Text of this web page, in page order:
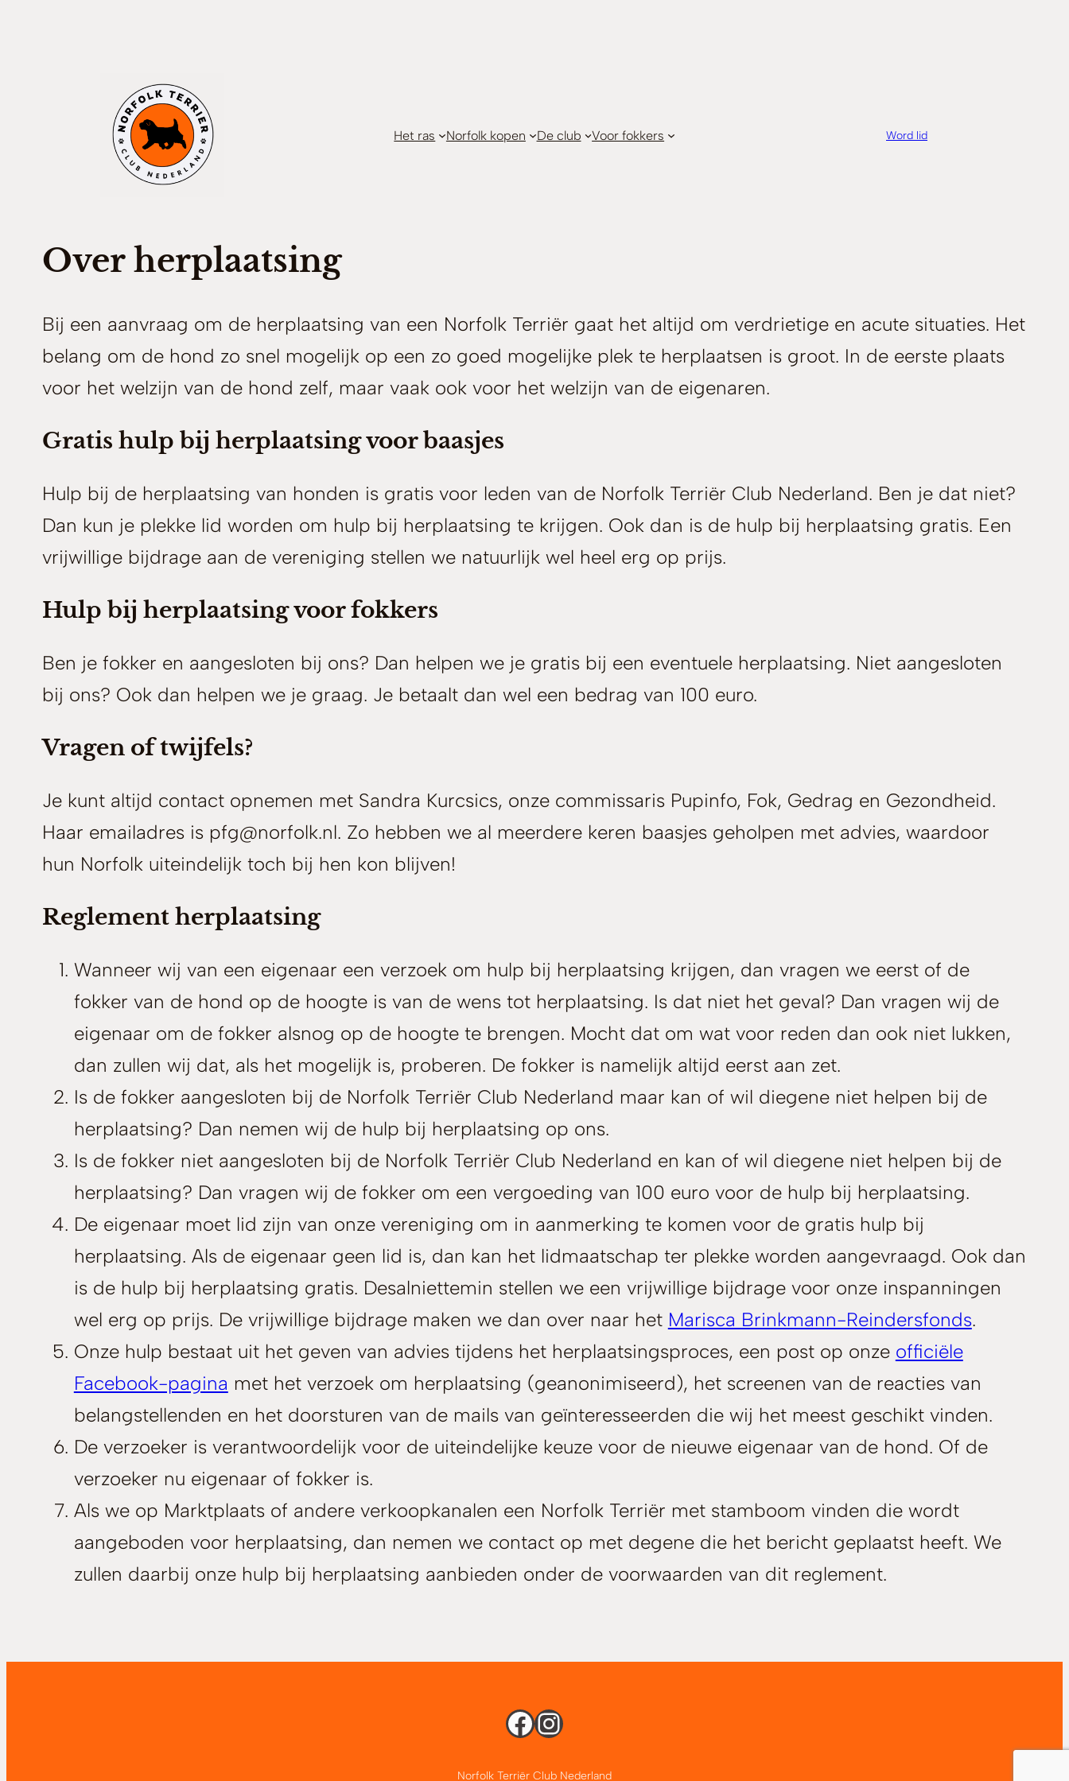
Het ras Norfolk kopen De club Voor fokkers Word lid
Over herplaatsing
Bij een aanvraag om de herplaatsing van een Norfolk Terriër gaat het altijd om verdrietige en acute situaties. Het
belang om de hond zo snel mogelijk op een zo goed mogelijke plek te herplaatsen is groot. In de eerste plaats
voor het welzijn van de hond zelf, maar vaak ook voor het welzijn van de eigenaren.
Gratis hulp bij herplaatsing voor baasjes
Hulp bij de herplaatsing van honden is gratis voor leden van de Norfolk Terriër Club Nederland. Ben je dat niet?
Dan kun je plekke lid worden om hulp bij herplaatsing te krijgen. Ook dan is de hulp bij herplaatsing gratis. Een
vrijwillige bijdrage aan de vereniging stellen we natuurlijk wel heel erg op prijs.
Hulp bij herplaatsing voor fokkers
Ben je fokker en aangesloten bij ons? Dan helpen we je gratis bij een eventuele herplaatsing. Niet aangesloten
bij ons? Ook dan helpen we je graag. Je betaalt dan wel een bedrag van 100 euro.
Vragen of twijfels?
Je kunt altijd contact opnemen met Sandra Kurcsics, onze commissaris Pupinfo, Fok, Gedrag en Gezondheid.
Haar emailadres is pfg@norfolk.nl. Zo hebben we al meerdere keren baasjes geholpen met advies, waardoor
hun Norfolk uiteindelijk toch bij hen kon blijven!
Reglement herplaatsing
Wanneer wij van een eigenaar een verzoek om hulp bij herplaatsing krijgen, dan vragen we eerst of de
fokker van de hond op de hoogte is van de wens tot herplaatsing. Is dat niet het geval? Dan vragen wij de
eigenaar om de fokker alsnog op de hoogte te brengen. Mocht dat om wat voor reden dan ook niet lukken,
dan zullen wij dat, als het mogelijk is, proberen. De fokker is namelijk altijd eerst aan zet.
Is de fokker aangesloten bij de Norfolk Terriër Club Nederland maar kan of wil diegene niet helpen bij de
herplaatsing? Dan nemen wij de hulp bij herplaatsing op ons.
Is de fokker niet aangesloten bij de Norfolk Terriër Club Nederland en kan of wil diegene niet helpen bij de
herplaatsing? Dan vragen wij de fokker om een vergoeding van 100 euro voor de hulp bij herplaatsing.
De eigenaar moet lid zijn van onze vereniging om in aanmerking te komen voor de gratis hulp bij
herplaatsing. Als de eigenaar geen lid is, dan kan het lidmaatschap ter plekke worden aangevraagd. Ook dan
is de hulp bij herplaatsing gratis. Desalniettemin stellen we een vrijwillige bijdrage voor onze inspanningen
wel erg op prijs. De vrijwillige bijdrage maken we dan over naar het Marisca Brinkmann-Reindersfonds.
Onze hulp bestaat uit het geven van advies tijdens het herplaatsingsproces, een post op onze officiële
Facebook-pagina met het verzoek om herplaatsing (geanonimiseerd), het screenen van de reacties van
belangstellenden en het doorsturen van de mails van geïnteresseerden die wij het meest geschikt vinden.
De verzoeker is verantwoordelijk voor de uiteindelijke keuze voor de nieuwe eigenaar van de hond. Of de
verzoeker nu eigenaar of fokker is.
Als we op Marktplaats of andere verkoopkanalen een Norfolk Terriër met stamboom vinden die wordt
aangeboden voor herplaatsing, dan nemen we contact op met degene die het bericht geplaatst heeft. We
zullen daarbij onze hulp bij herplaatsing aanbieden onder de voorwaarden van dit reglement.
Facebook
Instagram
Norfolk Terriër Club Nederland